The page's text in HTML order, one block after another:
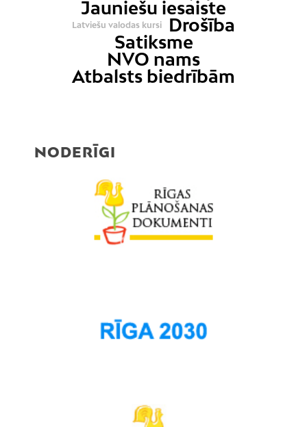
Jauniešu iesaiste
Latviešu valodas kursi
Drošība
Satiksme
NVO nams
Atbalsts biedrībām
NODERĪGI